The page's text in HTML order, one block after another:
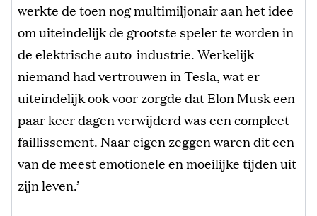
werkte de toen nog multimiljonair aan het idee
om uiteindelijk de grootste speler te worden in
de elektrische auto-industrie. Werkelijk
niemand had vertrouwen in Tesla, wat er
uiteindelijk ook voor zorgde dat Elon Musk een
paar keer dagen verwijderd was een compleet
faillissement. Naar eigen zeggen waren dit een
van de meest emotionele en moeilijke tijden uit
zijn leven.’